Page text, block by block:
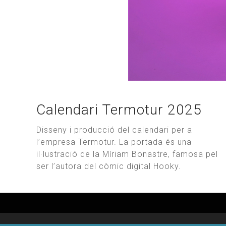
Calendari Termotur 2025
Disseny i producció del calendari per a
l’empresa Termotur. La portada és una
il·lustració de la Míriam Bonastre, famosa pel
ser l’autora del còmic digital Hooky.